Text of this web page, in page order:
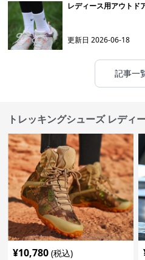
レディース用アウトド
更新日2026-06-18
記事一
トレッキングシューズ レディ
¥10,780 (税込)